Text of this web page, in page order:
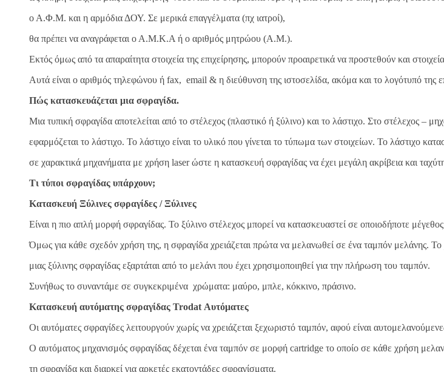
ο Α.Φ.Μ. και η αρμόδια ΔΟΥ. Σε μερικά επαγγέλματα (πχ ιατροί),
θα πρέπει να αναγράφεται ο Α.Μ.Κ.Α ή ο αριθμός μητρώου (Α.Μ.).
Εκτός όμως από τα απαραίτητα στοιχεία της επιχείρησης, μπορούν προαιρετικά να προστεθούν και
Αυτά είναι ο αριθμός τηλεφώνου ή fax, email & η διεύθυνση της ιστοσελίδα, ακόμα και το λογότυπό της
Πώς κατασκευάζεται μια σφραγίδα.
Μια τυπική σφραγίδα αποτελείται από το στέλεχος (πλαστικό ή ξύλινο) και το λάστιχο. Στο στέλεχος –
εφαρμόζεται το λάστιχο. Το λάστιχο είναι το υλικό που γίνεται το τύπωμα των στοιχείων. Το λάστιχο
σε χαρακτικά μηχανήματα με χρήση laser ώστε η κατασκευή σφραγίδας να έχει μεγάλη ακρίβεια και
Τι τύποι σφραγίδας υπάρχουν;
Κατασκευή Ξύλινες σφραγίδες / Ξύλινες
Είναι η πιο απλή μορφή σφραγίδας. Το ξύλινο στέλεχος μπορεί να κατασκευαστεί σε οποιοδήποτε
Όμως για κάθε σχεδόν χρήση της, η σφραγίδα χρειάζεται πρώτα να μελανωθεί σε ένα ταμπόν μελάνης.
μιας ξύλινης σφραγίδας εξαρτάται από το μελάνι που έχει χρησιμοποιηθεί για την πλήρωση του ταμπόν.
Συνήθως το συναντάμε σε συγκεκριμένα χρώματα: μαύρο, μπλε, κόκκινο, πράσινο.
Κατασκευή αυτόματης σφραγίδας Trodat Αυτόματες
Οι αυτόματες σφραγίδες λειτουργούν χωρίς να χρειάζεται ξεχωριστό ταμπόν, αφού είναι
Ο αυτόματος μηχανισμός σφραγίδας δέχεται ένα ταμπόν σε μορφή cartridge το οποίο σε κάθε χρήση
τη σφραγίδα και διαρκεί για αρκετές εκατοντάδες σφραγίσματα.